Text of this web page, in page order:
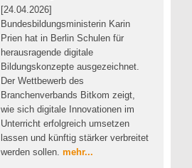
[24.04.2026]
Bundesbildungsministerin Karin
Prien hat in Berlin Schulen für
herausragende digitale
Bildungskonzepte ausgezeichnet.
Der Wettbewerb des
Branchenverbands Bitkom zeigt,
wie sich digitale Innovationen im
Unterricht erfolgreich umsetzen
lassen und künftig stärker verbreitet
werden sollen. mehr...